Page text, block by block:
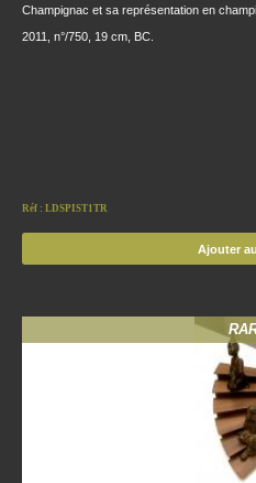
Champignac et sa représentation en
2011, n°/750, 19 cm, BC.
Réf : LDSPIST1TR
Ajouter